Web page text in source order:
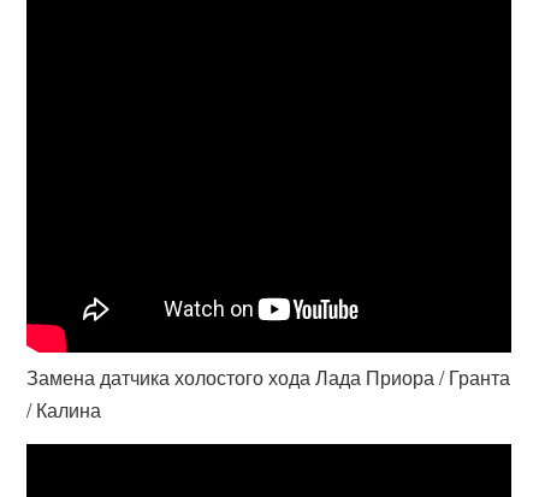
Замена датчика холостого хода Лада Приора / Гранта
/ Калина